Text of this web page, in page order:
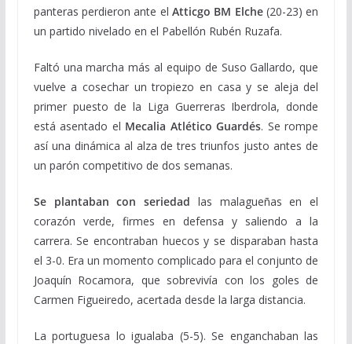
panteras perdieron ante el Atticgo BM Elche(20-23) en
un partido nivelado en el Pabellón Rubén Ruzafa.
Faltó una marcha más al equipo de Suso Gallardo, que
vuelve a cosechar un tropiezo en casa y se aleja del
primer puesto de la Liga Guerreras Iberdrola, donde
está asentado el Mecalia Atlético Guardés. Se rompe
así una dinámica al alza de tres triunfos justo antes de
un parón competitivo de dos semanas.
Se plantaban con seriedad las malagueñas en el
corazón verde, firmes en defensa y saliendo a la
carrera. Se encontraban huecos y se disparaban hasta
el 3-0. Era un momento complicado para el conjunto de
Joaquín Rocamora, que sobrevivía con los goles de
Carmen Figueiredo, acertada desde la larga distancia.
La portuguesa lo igualaba (5-5). Se enganchaban las